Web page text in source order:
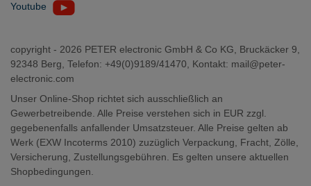
Youtube
copyright - 2026 PETER electronic GmbH & Co KG, Bruckäcker 9,
92348 Berg, Telefon: +49(0)9189/41470, Kontakt: mail@peter-
electronic.com
Unser Online-Shop richtet sich ausschließlich an
Gewerbetreibende. Alle Preise verstehen sich in EUR zzgl.
gegebenenfalls anfallender Umsatzsteuer. Alle Preise gelten ab
Werk (EXW Incoterms 2010) zuzüglich Verpackung, Fracht, Zölle,
Versicherung, Zustellungsgebühren. Es gelten unsere aktuellen
Shopbedingungen.